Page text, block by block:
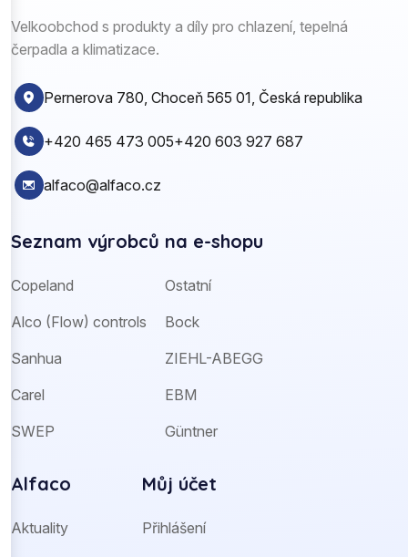
Velkoobchod s produkty a díly pro chlazení, tepelná
čerpadla a klimatizace.
Pernerova 780, Choceň 565 01, Česká republika
+420 465 473 005+420 603 927 687
alfaco@alfaco.cz
Seznam výrobců na e-shopu
Copeland
Alco (Flow) controls
Sanhua
Carel
SWEP
Ostatní
Bock
ZIEHL-ABEGG
EBM
Güntner
Alfaco
Aktuality
Můj účet
Přihlášení